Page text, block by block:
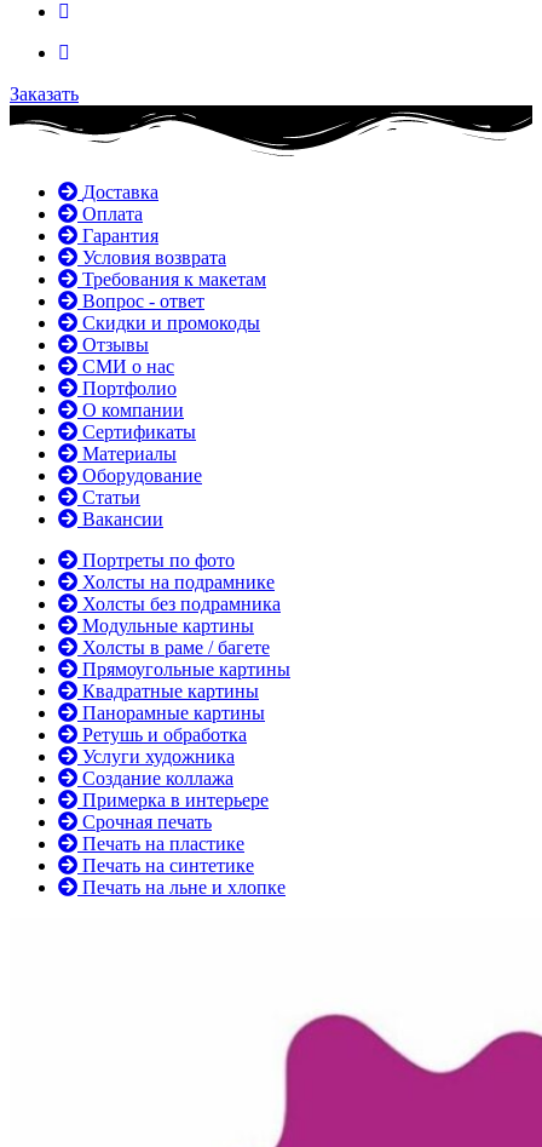
Заказать
Доставка
Оплата
Гарантия
Условия возврата
Требования к макетам
Вопрос - ответ
Скидки и промокоды
Отзывы
СМИ о нас
Портфолио
О компании
Сертификаты
Материалы
Оборудование
Статьи
Вакансии
Портреты по фото
Холсты на подрамнике
Холсты без подрамника
Модульные картины
Холсты в раме / багете
Прямоугольные картины
Квадратные картины
Панорамные картины
Ретушь и обработка
Услуги художника
Создание коллажа
Примерка в интерьере
Срочная печать
Печать на пластике
Печать на синтетике
Печать на льне и хлопке